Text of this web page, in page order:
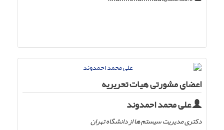
اعضای مشورتی هیات تحریریه
علی محمد احمدوند
دکتری مدیریت سیستم ها از دانشگاه تهران